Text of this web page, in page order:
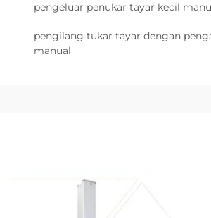
pengeluar penukar tayar kecil
pengilang tukar tayar dengan
manual